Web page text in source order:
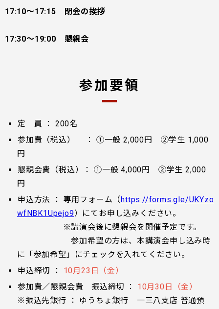
17:10～17:15 閉会の挨拶
17:30〜19:00 懇親会
参加要領
定 員 ： 200名
参加費（税込） ： ①一般 2,000円 ②学生 1,000
円
懇親会費（税込）： ①一般 4,000円 ②学生 2,000
円
申込方法 ： 専用フォーム（https://forms.gle/UKYzo
wfNBK1Upejo9）にてお申し込みください。
※講演会後に懇親会を開催予定です。
参加希望の方は、本講演会申し込み時
に「参加希望」にチェックを入れてください。
申込締切 ：
10月23日（金）
参加費／懇親会費 振込締切 ： 10月30日（金）
※振込先銀行 ： ゆうちょ銀行 一三八支店 普通預